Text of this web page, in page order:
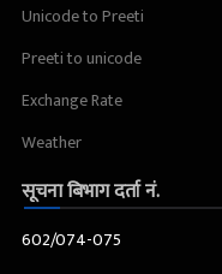
Unicode to Preeti
Preeti to unicode
Exchange Rate
Weather
सूचना बिभाग दर्ता नं.
602/074-075